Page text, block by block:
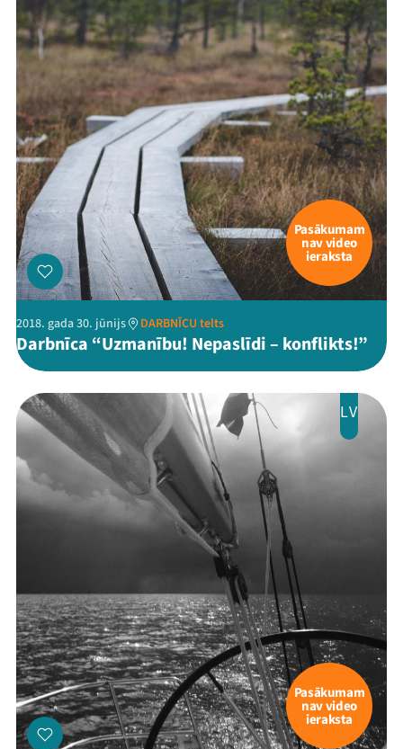
Mana programma
Festivāls
Programma
Arhīvs
Viņi bija LAMPĀ 2026
Jaunumi
Ziedo
Veikals
Youtube Instagram
Flick
Pasākumam
nav video
ieraksta
2018. gada 30. jūnijs DARBNĪCU telts
Darbnīca “Uzmanību! Nepaslīdi – konflikts!”
LV
Pasākumam
nav video
ieraksta